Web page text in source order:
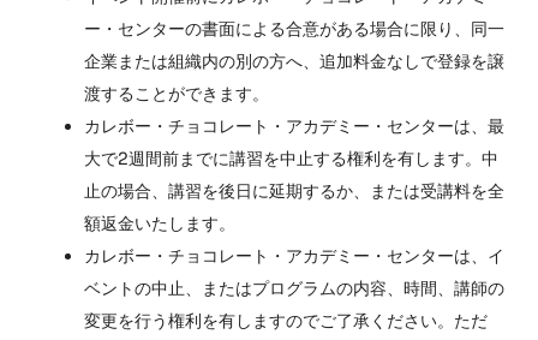
ー・センターの書面による合意がある場合に限り、同一
企業または組織内の別の方へ、追加料金なしで登録を譲
渡することができます。
カレボー・チョコレート・アカデミー・センターは、最
大で2週間前までに講習を中止する権利を有します。中
止の場合、講習を後日に延期するか、または受講料を全
額返金いたします。
カレボー・チョコレート・アカデミー・センターは、イ
ベントの中止、またはプログラムの内容、時間、講師の
変更を行う権利を有しますのでご了承ください。ただ